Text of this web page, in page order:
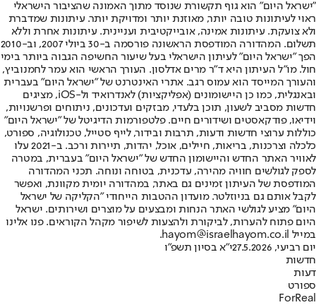
"ישראל היום" הוא גוף תקשורת שנוסד מתוך האמונה שהציבור הישראלי
ראוי לעיתונות טובה יותר, מאוזנת יותר ומדויקת יותר. עיתונות שמדברת
ולא צועקת. עיתונות אמינה, אובייקטיבית ועניינית. עיתונות אחרת וללא
תשלום. המהדורה המודפסת הראשונה פורסמה ב-30 ביולי 2007, וב-2010
הפך "ישראל היום" לעיתון הישראלי בעל שיעור החשיפה הגבוה ביותר בימי
חול. מו"ל העיתון היא ד"ר מרים אדלסון. העורך הראשי הוא עמר לחמנוביץ,
והעורך המייסד הוא עמוס רגב. אתרי האינטרנט של "ישראל היום" בעברית
ובאנגלית, כמו כן היישומונים (אפליקציות) לאנדרואיד ול-iOS, מציגים
חדשות מסביב לשעון, תוכן בלעדי, מבזקים ועדכונים, ניתוחים ופרשנויות,
וידיאו, פודקאסטים ושידורים חיים. פלטפורמות הדיגיטל של "ישראל היום"
כוללות ערוצי חדשות ודעות, תרבות ובידור, לייף סטייל, טכנולוגיה, ספורט,
כלכלה וצרכנות, בריאות, חיילים, אוכל, יהדות, תיירות ורכב. ב-2021 עלו
לאוויר האתר החדש והיישומון החדש של "ישראל היום" בעברית, במטרה
לספק לגולשים חוויה מהירה, עדכנית, בטוחה ונוחה. תכני המהדורה
המודפסת של העיתון זמינים גם באתר, במהדורה יומית מקוונת, ואפשר
לקבל אותם גם בניוזלטר. מועדון ההטבות הייחודי "הקליקה של ישראל
היום" מציע לגולשי האתר הנחות ומבצעים על מוצרים ושירותים. ישראל
היום פתוח להערות, לביקורת ולהצעות לשיפור מקהל הקוראים. פנו אלינו
במייל hayom@israelhayom.co.il.
יום רביעי, 27.5.2026
י"א בסיון תשפ"ו
חדשות
דעות
ספורט
ForReal